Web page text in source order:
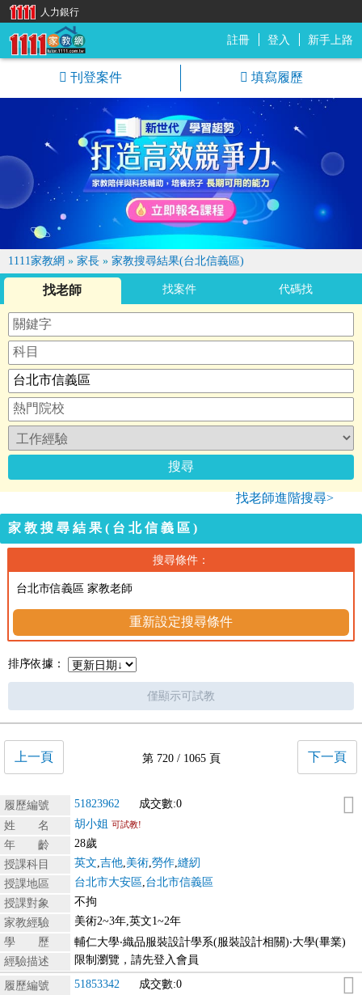
註冊 登入 新手上路
刊登案件 填寫履歷
1111家教網 » 家長 » 家教搜尋結果(台北信義區)
找老師 找案件 代碼找
找老師進階搜尋>
家教搜尋結果(台北信義區)
搜尋條件：
台北市信義區 家教老師
重新設定搜尋條件
排序依據：
僅顯示可試教
上一頁 第 720 / 1065 頁 下一頁
履歷編號 51823962
成交數:0
姓 名
胡小姐 可試教!
年 齡
28歲
授課科目
英文 吉他 美術 勞作 縫紉
授課地區
台北市大安區 台北市信義區
授課對象
不拘
家教經驗
美術2~3年,英文1~2年
學 歷
輔仁大學‧織品服裝設計學系(服裝設計相關)‧大學(畢業)
經驗描述
限制瀏覽，請先登入會員
履歷編號 51853342
成交數:0
人力銀行